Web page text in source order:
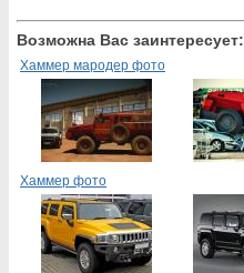
Возможна Вас заинтересует:
Хаммер мародер фото
Хаммер фото